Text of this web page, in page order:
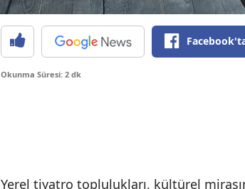
Okunma Süresi: 2 dk
Yerel tiyatro toplulukları, kültürel